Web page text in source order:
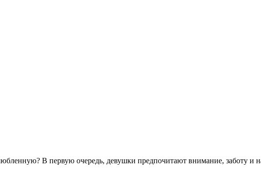
В первую очередь, девушки предпочитают внимание, заботу и